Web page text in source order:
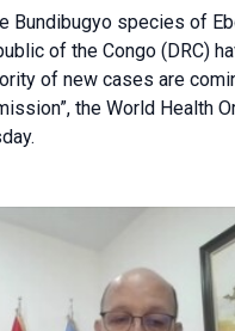
Bundibugyo species of
of the Congo (DRC)
of new cases are
the World Health